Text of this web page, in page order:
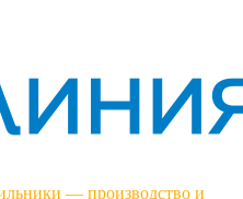
— производство и